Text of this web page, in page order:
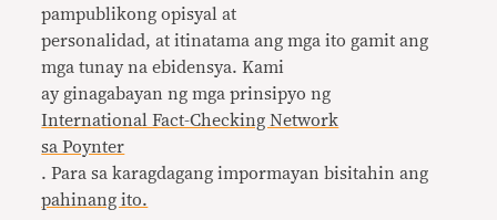
pampublikong opisyal at
personalidad, at itinatama ang mga ito gamit ang
mga tunay na ebidensya. Kami
ay ginagabayan ng mga prinsipyo ng
International Fact-Checking Network
sa Poynter
. Para sa karagdagang impormayan bisitahin ang
pahinang ito.